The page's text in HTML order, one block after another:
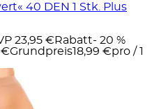
40 DEN 1 Stk. Plus
23,95 € Rabatt- 20 %
€Grundpreis18,99 €pro / 1